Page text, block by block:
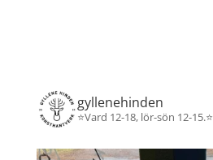
gyllenehinden
⭐️Vard 12-18, lör-sön 12-15.⭐️